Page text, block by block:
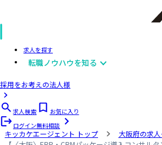
求人を探す
転職ノウハウを知る
採用をお考えの法人様
求人検索
お気に入り
ログイン無料相談
キッカケエージェント トップ
大阪府の求